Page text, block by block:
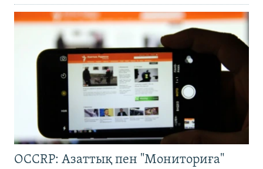
OCCRP: Азаттық пен "Мониториға"